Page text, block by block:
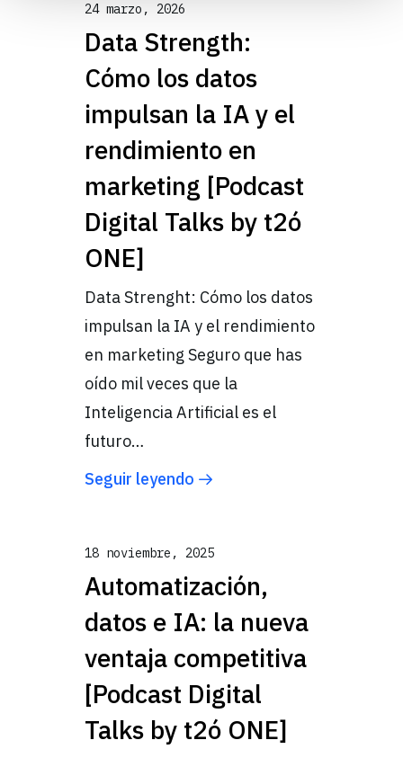
24 marzo, 2026
Data Strength:
Cómo los datos
impulsan la IA y el
rendimiento en
marketing [Podcast
Digital Talks by t2ó
ONE]
Data Strenght: Cómo los datos
impulsan la IA y el rendimiento
en marketing Seguro que has
oído mil veces que la
Inteligencia Artificial es el
futuro…
Seguir leyendo
18 noviembre, 2025
Automatización,
datos e IA: la nueva
ventaja competitiva
[Podcast Digital
Talks by t2ó ONE]